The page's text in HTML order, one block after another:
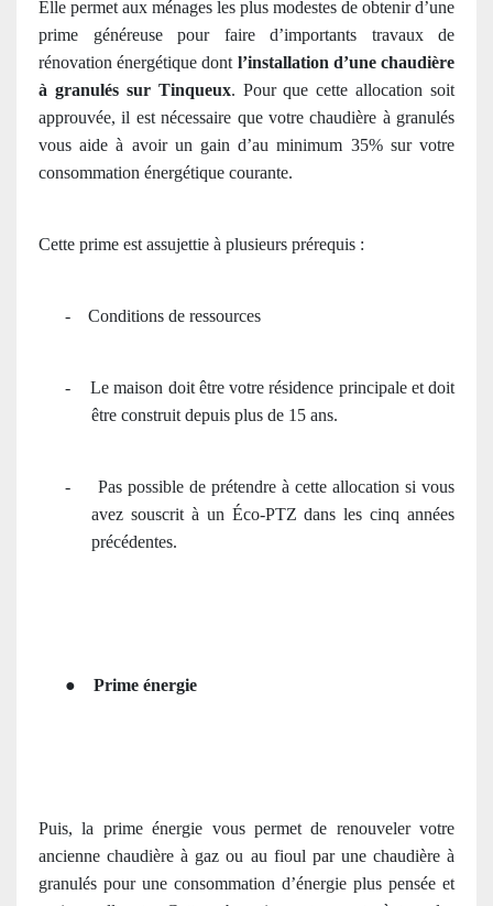
Elle permet aux ménages les plus modestes de obtenir d’une
prime généreuse pour faire d’importants travaux de
rénovation énergétique dont l’installation d’une chaudière
à granulés sur Tinqueux. Pour que cette allocation soit
approuvée, il est nécessaire que votre chaudière à granulés
vous aide à avoir un gain d’au minimum 35% sur votre
consommation énergétique courante.
Cette prime est assujettie à plusieurs prérequis :
- Conditions de ressources
-
Le maison doit être votre résidence principale et doit
être construit depuis plus de 15 ans.
-
Pas possible de prétendre à cette allocation si vous
avez souscrit à un Éco-PTZ dans les cinq années
précédentes.
● Prime énergie
Puis, la prime énergie vous permet de renouveler votre
ancienne chaudière à gaz ou au fioul par une chaudière à
granulés pour une consommation d’énergie plus pensée et